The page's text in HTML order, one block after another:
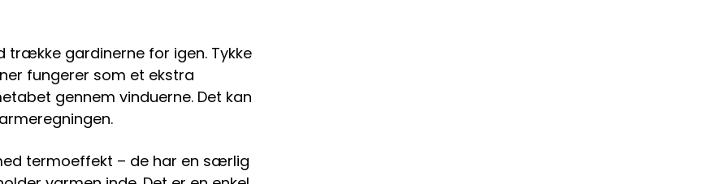
trække gardinerne for igen. Tykke
fungerer som et ekstra
gennem vinduerne. Det kan
termoeffekt – de har en særlig